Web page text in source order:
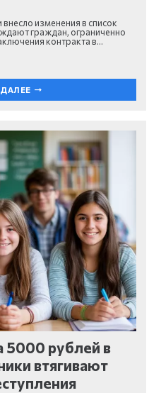
изменения в список
граждан, ограниченно
контракта в…
5000 рублей в
втягивают